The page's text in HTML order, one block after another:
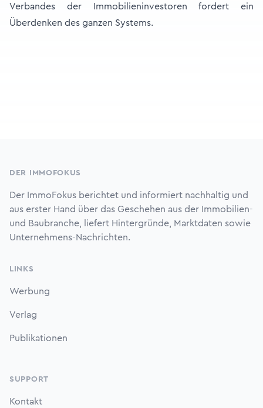
Verbandes der Immobilieninvestoren fordert ein
Überdenken des ganzen Systems.
DER IMMOFOKUS
Der ImmoFokus berichtet und informiert nachhaltig und
aus erster Hand über das Geschehen aus der Immobilien-
und Baubranche, liefert Hintergründe, Marktdaten sowie
Unternehmens-Nachrichten.
LINKS
Werbung
Verlag
Publikationen
SUPPORT
Kontakt